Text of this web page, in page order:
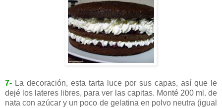
7- La decoración, esta tarta luce por sus capas, así que le
dejé los lateres libres, para ver las capitas. Monté 200 ml. de
nata con azúcar y un poco de gelatina en polvo neutra (igual